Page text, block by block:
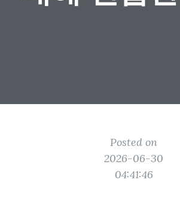
Posted on
2026-06-30
04:41:46